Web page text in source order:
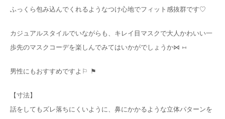
ふっくら包み込んでくれるようなつけ心地でフィット感抜群です♡
カジュアルスタイルでいながらも、キレイ目マスクで大人かわいい一
歩先のマスクコーデを楽しんでみてはいかがでしょうか⋈ ⑅
男性にもおすすめですよ⚐ ⚑
【寸法】
話をしてもズレ落ちにくいように、鼻にかかるような立体パターンを